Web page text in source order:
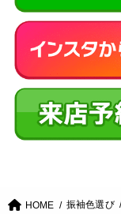
HOME
振袖色選び